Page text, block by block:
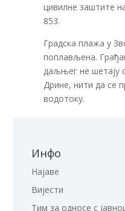
цивилне заштите
853.
Градска плажа у
поплављена.
даљњег не шетају
Дрине, нити да се
водотоку.
Инфо
Најаве
Вијести
Тим за односе с